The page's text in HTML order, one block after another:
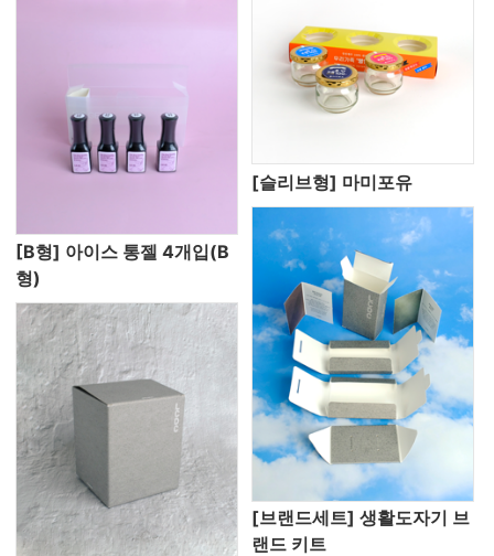
[B형] 아이스 통젤 4개입(B
형)
[슬리브형] 마미포유
[브랜드세트] 생활도자기 브
랜드 키트